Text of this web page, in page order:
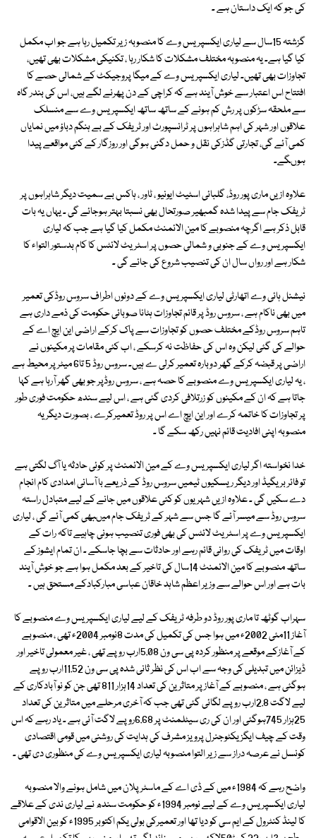
کی جو کہ ایک داستان ہے ۔
گزشتہ 15سال سے لیاری ایکسپریس وے کا منصوبہ زیر تکمیل رہا ہے جو اب مکمل
کیا گیا ہے۔ یہ منصوبہ مختلف مشکلات کا شکار رہا ، تکنیکی مشکلات بھی تھیں،
تجاوزات بھی تھیں۔ لیاری ایکسپریس وے کے میگا پروجیکٹ کے شمالی حصے کا
افتتاح اس اعتبار سے خوش آیند ہے کہ کراچی کے دن پھرنے لگے ہیں، اس کی بندر گاہ
سے ملحقہ سڑکوں پر رش کم ہونے کے ساتھ ساتھ ایکسپریس وے سے منسلک
علاقوں اور شہر کی اہم شاہراہوں پر ٹرانسپورٹ اور ٹریفک کے بے ہنگم دباؤ میں نمایاں
کمی آئے گی، تجارتی گڈزکی نقل و حمل دگنی ہوگی اور روزگار کے کئی مواقعے پیدا
ہوںگے۔
علاوہ ازیں ماری پور روڈ، گلبائی اسٹیٹ ایونیو ، ٹاور ، ہاکس بے سمیت دیگر شاہراہوں پر
ٹریفک جام سے پیدا شدہ گمبھیر صورتحال بھی نسبتا بہتر ہوجائے گی ۔ یہاں یہ بات
قابل ذکر ہے اگرچہ منصوبے کا مین الائمنٹ مکمل کیا گیا ہے جب کہ لیاری
ایکسپریس وے کے جنوبی و شمالی حصوں پر اسٹریٹ لائٹس کا کام بدستور التواء کا
شکار ہے اور رواں سال ان کی تنصیب شروع کی جائے گی ۔
نیشنل ہائی وے اتھارٹی لیاری ایکسپریس وے کے دونوں اطراف سروس روڈکی تعمیر
میں بھی ناکام ہے ، سروس روڈ پر قائم تجاوزات ہٹانا صوبائی حکومت کی ذمے داری ہے
تاہم سروس روڈکے مختلف حصوں کو تجاوزات سے پاک کرکے اراضی این ایچ اے کے
حوالے کی گئی لیکن وہ اس کی حفاظت نہ کرسکے ، اب کئی مقامات پر مکینوں نے
اراضی پر قبضہ کرکے گھر دوبارہ تعمیر کرلی ے ہیں۔ سروس روڈ 5 تا6 میٹر پر محیط ہے
، یہ لیاری ایکسپریس وے منصوبے کا حصہ ہے ، سروس روڈپر جو بھی گھر آرہا ہے کہا
جاتا ہے کہ ان کے مکینوں کو زرتلافی کردی گئی ہے ، اس لیے سندھ حکومت فوری طور
پر تجاوزات کا خاتمہ کرے اور این ایچ اے اس پر روڈ تعمیرکرے ، بصورت دیگر یہ
منصوبہ اپنی افادیت قائم نہیں رکھ سکے گا ۔
خدا نخواستہ اگر لیاری ایکسپریس وے کے مین الائمنٹ پر کوئی حادثہ یا آگ لگتی ہے
تو فائر بریگیڈ اور دیگر ریسکیوں ٹیمیں سروس روڈ کے ذریعے با آسانی امدادی کام انجام
دے سکیں گی ۔ علاوہ ازیں شہریوں کو کئی علاقوں میں جانے کے لیے متبادل راستہ
سروس روڈ سے میسر آئے گا جس سے شہر کے ٹریفک جام میںبھی کمی آئے گی ، لیاری
ایکسپریس وے پر اسٹریٹ لائٹس کی بھی فوری تنصیب ہونی چاہیے تاکہ رات کے
اوقات میں ٹریفک کی روانی قائم رہے اور حادثات سے بچا جاسکے ۔ ان تمام ایشوز کے
ساتھ منصوبے کا مین الائمنٹ 14سال کی تاخیر کے بعد مکمل ہوا ہے جو خوش آیند
بات ہے اور اس حوالے سے وزیر اعظم شاہد خاقان عباسی مبارکبادکے مستحق ہیں ۔
سہراب گوٹھ تا ماری پور روڈ دو طرفہ ٹریفک کے لیے لیاری ایکسپریس وے منصوبے کا
آغاز 11مئی 2002ء میں ہوا جس کی تکمیل کی مدت 8نومبر 2004ء تھی ، منصوبے
کے آغازکے موقعے پر منظور کردہ پی سی ون 5.08ارب روپے تھی ، غیر معمولی تاخیر اور
ڈیزائن میں تبدیلی کی وجہ سے اب اس کی نظر ثانی شدہ پی سی ون 11.52ارب روپے
ہوگئی ہے ، منصوبے کے آغاز پر متاثرین کی تعداد 14ہزار 811 تھی جن کو نو آبادکاری کے
لیے لاگت 2.8ارب روپے لگائی گئی تھی جب کہ آخری مرحلے میں متاثرین کی تعداد
25ہزار 745ہوگئی اور ان کی ری سیٹلمنٹ پر 6.68روپے لاگت آئی ہے ۔ یاد رہے کہ اس
وقت کے چیف ایگزیکٹوجنرل پرویز مشرف کی ہدایت کی روشنی میں قومی اقتصادی
کونسل نے عرصہ دراز سے زیر التوا منصوبہ لیاری ایکسپریس وے کی منظوری دی تھی ۔
واضح رہے کہ 1984ء میں کے ڈی اے کے ماسٹر پلان میں شامل ہونے والا منصوبہ
لیاری ایکسپریس وے کے لیے نومبر 1994ء کو حکومت سندھ نے لیاری ندی کے علاقے
کا لینڈ کنٹرول کے ایم سی کو دیا تھا اور تعمیرکی بولی یکم اکتوبر 1995ء کو بین الاقوامی